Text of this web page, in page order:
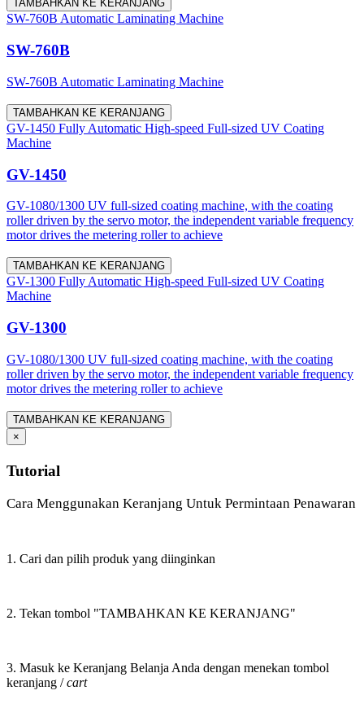
TAMBAHKAN KE KERANJANG
SW-760B Automatic Laminating Machine
SW-760B
SW-760B Automatic Laminating Machine
TAMBAHKAN KE KERANJANG
GV-1450 Fully Automatic High-speed Full-sized UV Coating
Machine
GV-1450
GV-1080/1300 UV full-sized coating machine, with the coating
roller driven by the servo motor, the independent variable frequency
motor drives the metering roller to achieve
TAMBAHKAN KE KERANJANG
GV-1300 Fully Automatic High-speed Full-sized UV Coating
Machine
GV-1300
GV-1080/1300 UV full-sized coating machine, with the coating
roller driven by the servo motor, the independent variable frequency
motor drives the metering roller to achieve
TAMBAHKAN KE KERANJANG
×
Tutorial
Cara Menggunakan Keranjang Untuk Permintaan Penawaran
1. Cari dan pilih produk yang diinginkan
2. Tekan tombol "TAMBAHKAN KE KERANJANG"
3. Masuk ke Keranjang Belanja Anda dengan menekan tombol
keranjang /cart